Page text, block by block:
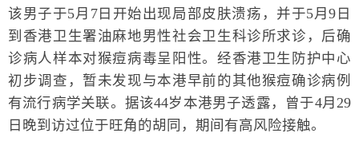
该男子于5月7日开始出现局部皮肤溃疡，并于5月9日
到香港卫生署油麻地男性社会卫生科诊所求诊，后确
诊病人样本对猴痘病毒呈阳性。经香港卫生防护中心
初步调查，暂未发现与本港早前的其他猴痘确诊病例
有流行病学关联。据该44岁本港男子透露，曾于4月29
日晚到访过位于旺角的胡同，期间有高风险接触。